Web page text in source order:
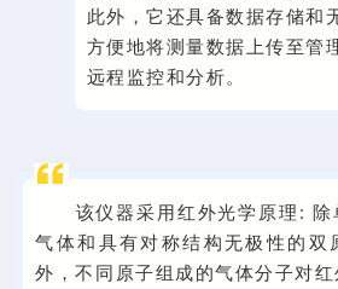
此外，它还具备数据存储和
方便地将测量数据上传至管
远程监控和分析。
该仪器采用红外光学原理 : 除
气体和具有对称结构无极性的双
外，不同原子组成的气体分子对